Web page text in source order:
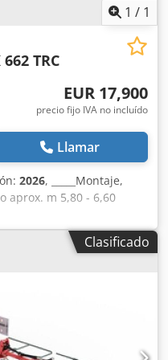
1 / 1
TRC
EUR 17,900
precio fijo IVA no incluído
Llamar
2026, _____Montaje,
aprox. m 5,80 - 6,60
Anchura de
Ah Iorf Altura de
rastrillos montados)
de los rastrillos por rotor
4 Neumáticos del chasis
del chasis de transporte
kW/CV 19/26
Clasificado